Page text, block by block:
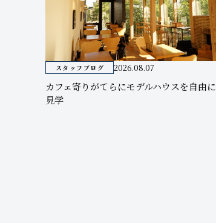
スタッフブログ 2026.08.07
カフェ寄りがてらにモデルハウスを自由に
見学